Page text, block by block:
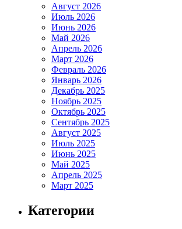
Август 2026
Июль 2026
Июнь 2026
Май 2026
Апрель 2026
Март 2026
Февраль 2026
Январь 2026
Декабрь 2025
Ноябрь 2025
Октябрь 2025
Сентябрь 2025
Август 2025
Июль 2025
Июнь 2025
Май 2025
Апрель 2025
Март 2025
Категории